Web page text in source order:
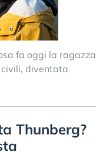
fa oggi la ragazza
diventata
Thunberg?